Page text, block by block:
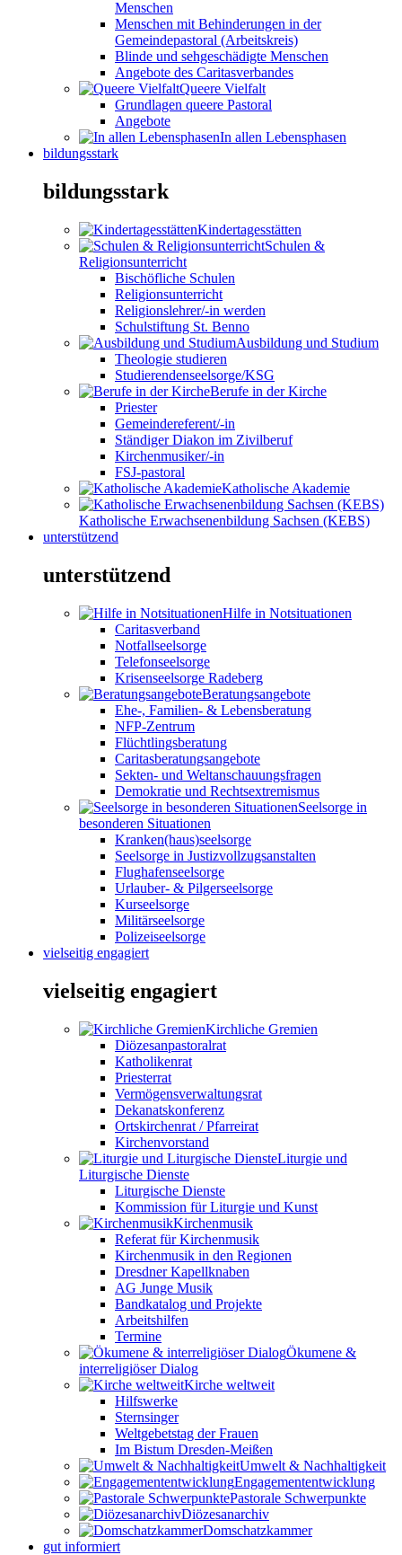
Menschen
Menschen mit Behinderungen in der
Gemeindepastoral (Arbeitskreis)
Blinde und sehgeschädigte Menschen
Angebote des Caritasverbandes
Queere Vielfalt
Grundlagen queere Pastoral
Angebote
In allen Lebensphasen
bildungsstark
bildungsstark
Kindertagesstätten
Schulen &
Religionsunterricht
Bischöfliche Schulen
Religionsunterricht
Religionslehrer/-in werden
Schulstiftung St. Benno
Ausbildung und Studium
Theologie studieren
Studierendenseelsorge/KSG
Berufe in der Kirche
Priester
Gemeindereferent/-in
Ständiger Diakon im Zivilberuf
Kirchenmusiker/-in
FSJ-pastoral
Katholische Akademie
Katholische Erwachsenenbildung Sachsen (KEBS)
unterstützend
unterstützend
Hilfe in Notsituationen
Caritasverband
Notfallseelsorge
Telefonseelsorge
Krisenseelsorge Radeberg
Beratungsangebote
Ehe-, Familien- & Lebensberatung
NFP-Zentrum
Flüchtlingsberatung
Caritasberatungsangebote
Sekten- und Weltanschauungsfragen
Demokratie und Rechtsextremismus
Seelsorge in
besonderen Situationen
Kranken(haus)seelsorge
Seelsorge in Justizvollzugsanstalten
Flughafenseelsorge
Urlauber- & Pilgerseelsorge
Kurseelsorge
Militärseelsorge
Polizeiseelsorge
vielseitig engagiert
vielseitig engagiert
Kirchliche Gremien
Diözesanpastoralrat
Katholikenrat
Priesterrat
Vermögensverwaltungsrat
Dekanatskonferenz
Ortskirchenrat / Pfarreirat
Kirchenvorstand
Liturgie und
Liturgische Dienste
Liturgische Dienste
Kommission für Liturgie und Kunst
Kirchenmusik
Referat für Kirchenmusik
Kirchenmusik in den Regionen
Dresdner Kapellknaben
AG Junge Musik
Bandkatalog und Projekte
Arbeitshilfen
Termine
Ökumene &
interreligiöser Dialog
Kirche weltweit
Hilfswerke
Sternsinger
Weltgebetstag der Frauen
Im Bistum Dresden-Meißen
Umwelt & Nachhaltigkeit
Engagemententwicklung
Pastorale Schwerpunkte
Diözesanarchiv
Domschatzkammer
gut informiert